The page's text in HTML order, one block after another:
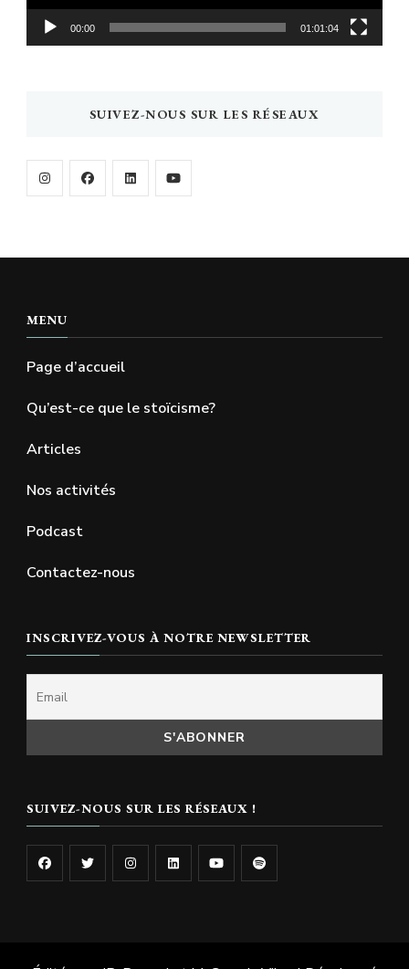
00:00 01:01:04
SUIVEZ-NOUS SUR LES RÉSEAUX
MENU
Page d’accueil
Qu’est-ce que le stoïcisme?
Articles
Nos activités
Podcast
Contactez-nous
INSCRIVEZ-VOUS À NOTRE NEWSLETTER
SUIVEZ-NOUS SUR LES RÉSEAUX !